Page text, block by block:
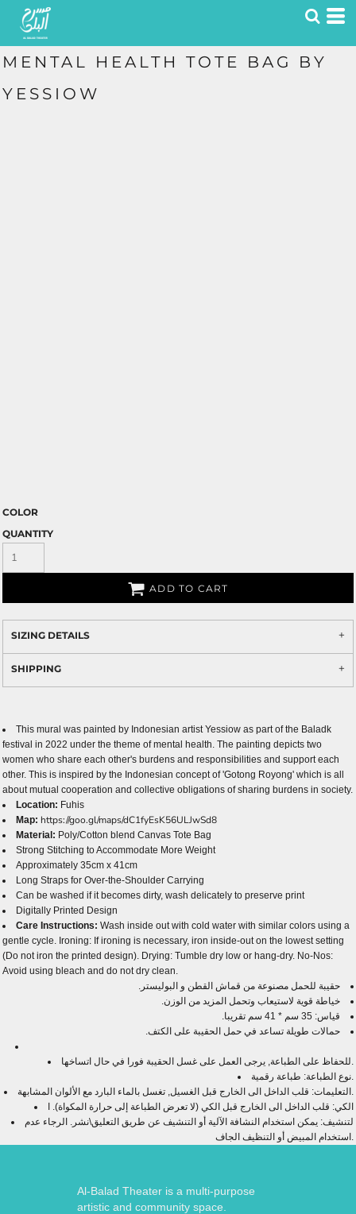
MENTAL HEALTH TOTE BAG BY
YESSIOW
COLOR
QUANTITY
ADD TO CART
SIZING DETAILS
SHIPPING
This mural was painted by Indonesian artist Yessiow as part of the Baladk
festival in 2022 under the theme of mental health. The painting depicts two
women who share each other's burdens and responsibilities and support each
other. This is inspired by the Indonesian concept of 'Gotong Royong' which is all
about mutual cooperation and collective obligations of sharing burdens in society.
Location: Fuhis
Map: https://goo.gl/maps/dC1fyEsK56ULJwSd8
Material: Poly/Cotton blend Canvas Tote Bag
Strong Stitching to Accommodate More Weight
Approximately 35cm x 41cm
Long Straps for Over-the-Shoulder Carrying
Can be washed if it becomes dirty, wash delicately to preserve print
Digitally Printed Design
Care Instructions: Wash inside out with cold water with similar colors using a
gentle cycle. Ironing: If ironing is necessary, iron inside-out on the lowest setting
(Do not iron the printed design). Drying: Tumble dry low or hang-dry. No-Nos:
Avoid using bleach and do not dry clean.
حقيبة للحمل مصنوعة من قماش القطن و البوليستر.
خياطة قوية لاستيعاب وتحمل المزيد من الوزن.
قياس: 35 سم * 41 سم تقريبا.
حمالات طويلة تساعد في حمل الحقيبة على الكتف.
للحفاظ على الطباعة, يرجى العمل على غسل الحقيبة فورا في حال اتساخها.
نوع الطباعة: طباعة رقمية.
التعليمات: قلب الداخل الى الخارج قبل الغسيل, تغسل بالماء البارد مع الألوان المشابهة.
الكي: قلب الداخل الى الخارج قبل الكي (لا تعرض الطباعة إلى حرارة المكواة). ا
لتنشيف: يمكن استخدام النشافة الآلية أو التنشيف عن طريق التعليق\نشر. الرجاء عدم
استخدام المبيض أو التنظيف الجاف.
Al-Balad Theater is a multi-purpose
artistic and community space.